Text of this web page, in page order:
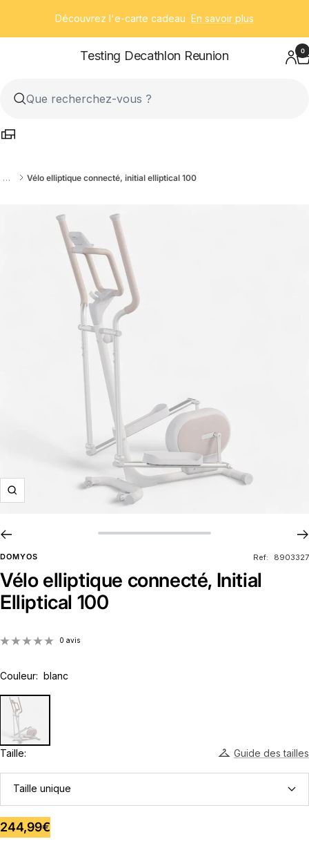
contenu
Découvrez l'e-carte cadeau En savoir plus
Testing Decathlon Reunion 0
… Vélo elliptique connecté, initial elliptical 100
Zoom
DOMYOS
Vélo elliptique connecté, Initial
Elliptical 100
0 avis
Ref: 8903327
Taille: Guide des tailles
Taille unique
Couleur: blanc
Prix
244,99€